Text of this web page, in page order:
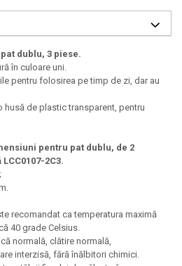
dublu, 3 piese.
în culoare uni.
pentru folosirea pe timp de zi, dar au
husă de plastic transparent, pentru
pentru pat dublu, de 2
2C3.
recomandat ca temperatura maximă
40 grade Celsius.
normală, clătire normală,
interzisă, fără înălbitori chimici.